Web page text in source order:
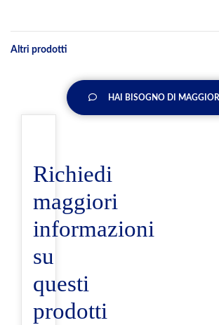
Altri prodotti
HAI BISOGNO DI
Richiedi
maggiori
informazioni
su
questi
prodotti